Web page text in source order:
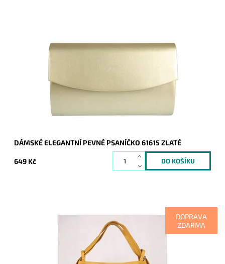
Elegantní pevné psaníčko do ruky ve zlaté barvě je
nezbytným doplňkem a doprovodí ženu nejen do společnosti.
2 roky
DÁMSKÉ ELEGANTNÍ PEVNÉ PSANÍČKO 61615 ZLATÉ
649 Kč
DOPRAVA
ZDARMA
Kabelka na rameno a batoh v jednom provedení nyní v krásné
hořčicové barvě! Moderní italský kvalitní kožený doplněk